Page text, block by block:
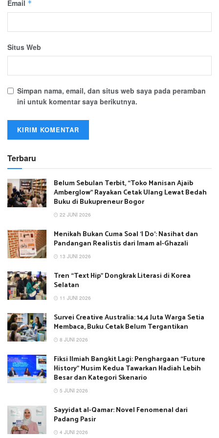
Email *
Situs Web
Simpan nama, email, dan situs web saya pada peramban
ini untuk komentar saya berikutnya.
Terbaru
Belum Sebulan Terbit, “Toko Manisan Ajaib
Amberglow” Rayakan Cetak Ulang Lewat Bedah
Buku di Bukupreneur Bogor
22 JUNI 2026
Menikah Bukan Cuma Soal ‘I Do’: Nasihat dan
Pandangan Realistis dari Imam al-Ghazali
13 JUNI 2026
Tren “Text Hip” Dongkrak Literasi di Korea
Selatan
11 JUNI 2026
Survei Creative Australia: 14,4 Juta Warga Setia
Membaca, Buku Cetak Belum Tergantikan
8 JUNI 2026
Fiksi Ilmiah Bangkit Lagi: Penghargaan “Future
History” Musim Kedua Tawarkan Hadiah Lebih
Besar dan Kategori Skenario
5 JUNI 2026
Sayyidat al-Qamar: Novel Fenomenal dari
Padang Pasir
4 JUNI 2026